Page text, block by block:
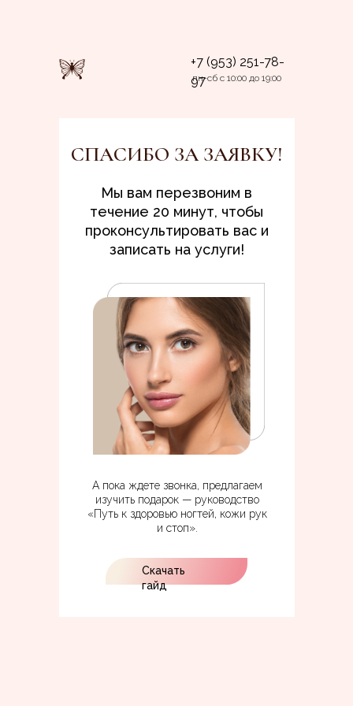
СПАСИБО ЗА ЗАЯВКУ!
Скачать
гайд
А пока ждете звонка, предлагаем
изучить подарок — руководство
«Путь к здоровью ногтей, кожи рук
и стоп».
Мы вам перезвоним в
течение 20 минут, чтобы
проконсультировать вас и
записать на услуги!
пн-сб с 10:00 до 19:00
+7 (953) 251-78-
97
Кнопка